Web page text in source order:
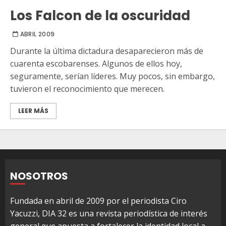
Los Falcon de la oscuridad
ABRIL 2009
Durante la última dictadura desaparecieron más de
cuarenta escobarenses. Algunos de ellos hoy,
seguramente, serían líderes. Muy pocos, sin embargo,
tuvieron el reconocimiento que merecen.
LEER MÁS
NOSOTROS
Fundada en abril de 2009 por el periodista Ciro
Yacuzzi, DIA 32 es una revista periodística de interés